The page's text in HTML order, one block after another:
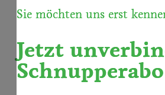
Sie möchten uns erst
Jetzt